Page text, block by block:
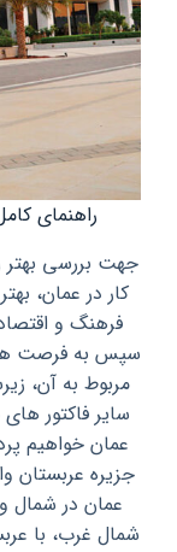
راهنمای
جهت بررسی
کار در عمان،
فرهنگ و
سپس به فرصت
مربوط به آن،
سایر فاکتور
عمان خواهیم
جزیره عربستان
عمان در شمال
شمال غرب، با